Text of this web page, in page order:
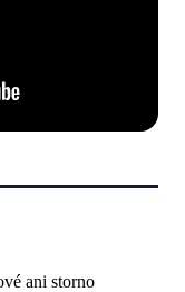
ani storno